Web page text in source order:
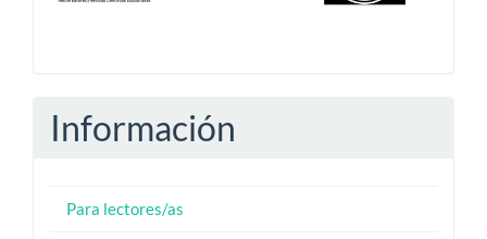
Información
Para lectores/as